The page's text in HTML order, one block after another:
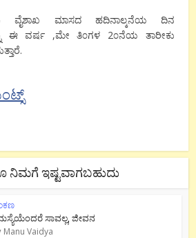
ವೈಶಾಖ ಮಾಸದ ಹದಿನಾಲ್ಕನೆಯ ದಿನ
ಈ ವರ್ಷ ,ಮೇ ತಿ೦ಗಳ 2೦ನೆಯ ತಾರೀಕು
ನಿಮಗೆ ಇಷ್ಟವಾಗಬಹುದು
ಸಾವಲ್ಲ, ಜೀವನ
Manu Vaidya